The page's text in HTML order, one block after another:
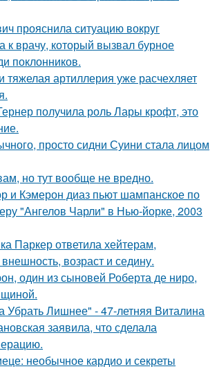
прояснила ситуацию вокруг
к врачу, который вызвал бурное
поклонников.
тяжелая артиллерия уже расчехляет
получила роль Лары крофт, это
просто сидни Суини стала лицом
но тут вообще не вредно.
и Кэмерон диаз пьют шампанское по
"Ангелов Чарли" в Нью-йорке, 2003
Паркер ответила хейтерам,
возраст и седину.
один из сыновей Роберта де ниро,
Убрать Лишнее" - 47-летняя Виталина
заявила, что сделала
необычное кардио и секреты